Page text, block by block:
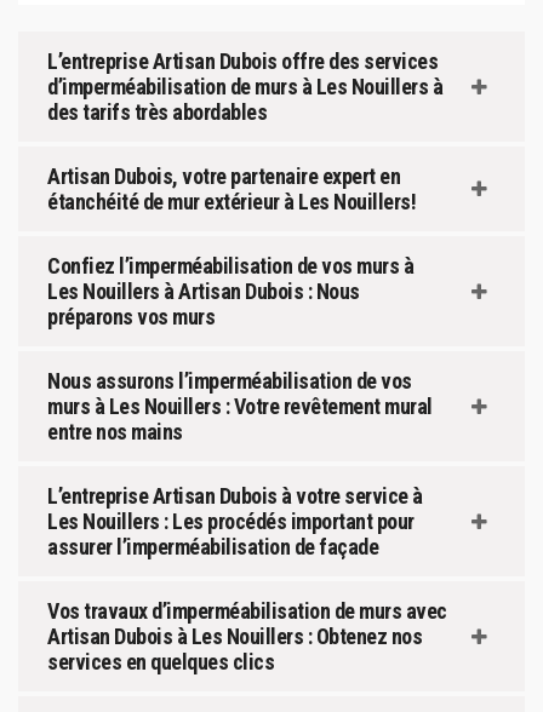
L’entreprise Artisan Dubois offre des services
d’imperméabilisation de murs à Les Nouillers à
des tarifs très abordables
Artisan Dubois, votre partenaire expert en
étanchéité de mur extérieur à Les Nouillers!
Confiez l’imperméabilisation de vos murs à
Les Nouillers à Artisan Dubois : Nous
préparons vos murs
Nous assurons l’imperméabilisation de vos
murs à Les Nouillers : Votre revêtement mural
entre nos mains
L’entreprise Artisan Dubois à votre service à
Les Nouillers : Les procédés important pour
assurer l’imperméabilisation de façade
Vos travaux d’imperméabilisation de murs avec
Artisan Dubois à Les Nouillers : Obtenez nos
services en quelques clics